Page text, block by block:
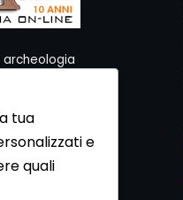
archeologia
utilizzare i
S.c.
tua
e
quali